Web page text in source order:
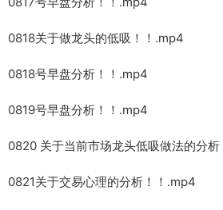
0818关于做龙头的低吸！！.mp4
0818号早盘分析！！.mp4
0819号早盘分析！！.mp4
0820 关于当前市场龙头低吸做法的分
0821关于交易心理的分析！！.mp4